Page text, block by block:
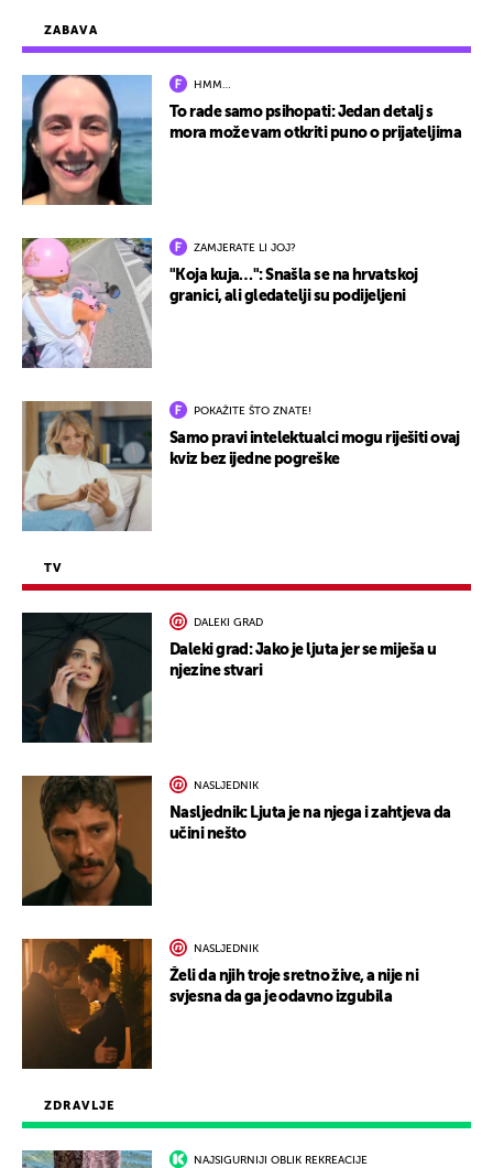
ZDRAVLJE
NAJSIGURNIJI OBLIK REKREACIJE
ZABAVA
HMM…
To rade samo psihopati: Jedan detalj s
mora može vam otkriti puno o prijateljima
ZAMJERATE LI JOJ?
"Koja kuja…": Snašla se na hrvatskoj
granici, ali gledatelji su podijeljeni
POKAŽITE ŠTO ZNATE!
Samo pravi intelektualci mogu riješiti ovaj
kviz bez ijedne pogreške
TV
DALEKI GRAD
Daleki grad: Jako je ljuta jer se miješa u
njezine stvari
NASLJEDNIK
Nasljednik: Ljuta je na njega i zahtjeva da
učini nešto
NASLJEDNIK
Želi da njih troje sretno žive, a nije ni
svjesna da ga je odavno izgubila